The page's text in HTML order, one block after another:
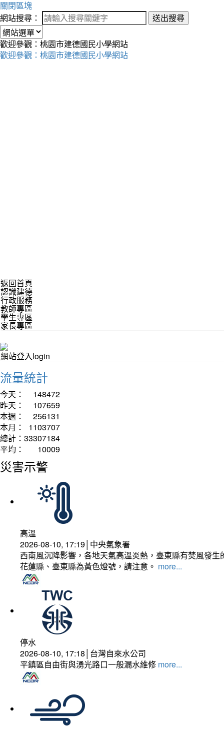
關閉區塊
網站搜尋：
送出搜尋
歡迎參觀：桃園市建德國民小學網站
歡迎參觀：桃園市建德國民小學網站
返回首頁
認識建德
行政服務
教師專區
學生專區
家長專區
網站登入login
流量統計
今天：
148472
昨天：
107659
本週：
256131
本月：
1103707
總計： 33307184
平均：
10009
災害示警
高溫
2026-08-10, 17:19│中央氣象署
西南風沉降影響，各地天氣高溫炎熱，臺東縣有焚風發
花蓮縣、臺東縣為黃色燈號，請注意。 more...
停水
2026-08-10, 17:18│台灣自來水公司
平鎮區自由街與湧光路口一般漏水維修 more...